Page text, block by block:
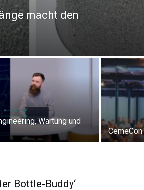
macht den
Wartung und
Bottle-Buddy‘